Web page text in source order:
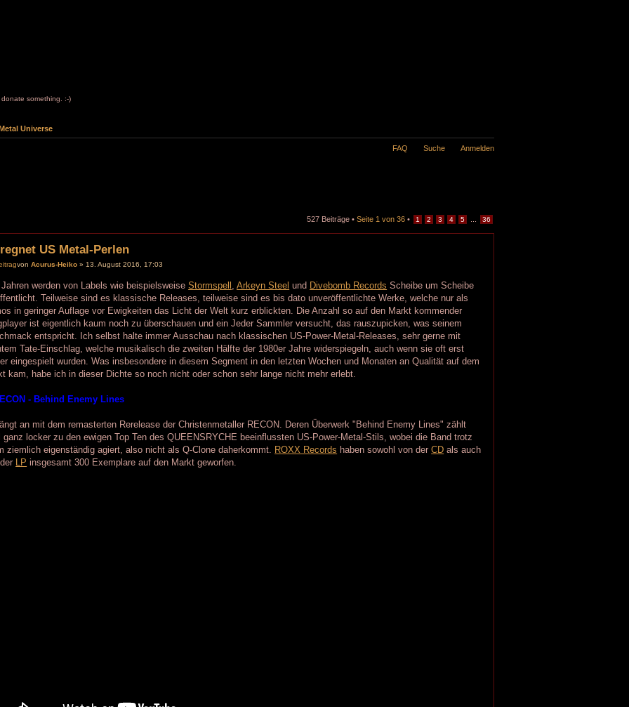
something. :-)
Universe
FAQ Suche Anmelden
527 Beiträge • Seite 1 von 36 • 1 2 3 4 5 36
US Metal-Perlen
vonAcurus-Heiko » 13. August 2016, 17:03
werden von Labels wie beispielsweiseStormspell ,Arkeyn Steel und Divebomb Records Scheibe um Scheibe
Teilweise sind es klassische Releases, teilweise sind es bis dato unveröffentlichte Werke, welche nur als
in geringer Auflage vor Ewigkeiten das Licht der Welt kurz erblickten. Die Anzahl so auf den Markt kommender
ist eigentlich kaum noch zu überschauen und ein Jeder Sammler versucht, das rauszupicken, was seinem
entspricht. Ich selbst halte immer Ausschau nach klassischen US-Power-Metal-Releases, sehr gerne mit
Tate-Einschlag, welche musikalisch die zweiten Hälfte der 1980er Jahre widerspiegeln, auch wenn sie oft erst
eingespielt wurden. Was insbesondere in diesem Segment in den letzten Wochen und Monaten an Qualität auf dem
kam, habe ich in dieser Dichte so noch nicht oder schon sehr lange nicht mehr erlebt.
- Behind Enemy Lines
an mit dem remasterten Rerelease der Christenmetaller RECON. Deren Überwerk "Behind Enemy Lines" zählt
ganz locker zu den ewigen Top Ten des QUEENSRYCHE beeinflussten US-Power-Metal-Stils, wobei die Band trotz
ziemlich eigenständig agiert, also nicht als Q-Clone daherkommt. ROXX Records haben sowohl von derCD als auch
LP insgesamt 300 Exemplare auf den Markt geworfen.